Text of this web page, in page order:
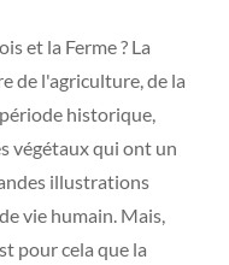
et la Ferme ? La
de l'agriculture, de la
historique,
végétaux qui ont un
illustrations
vie humain. Mais,
pour cela que la